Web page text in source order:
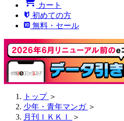
カート
初めての方
無料・セール
トップ ＞
少年・青年マンガ ＞
月刊ＩＫＫＩ
＞